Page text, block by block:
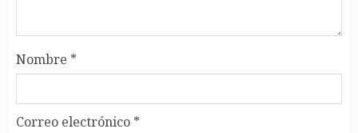
Nombre *
Correo electrónico *